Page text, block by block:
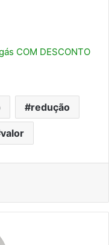
COM DESCONTO
redução
valor